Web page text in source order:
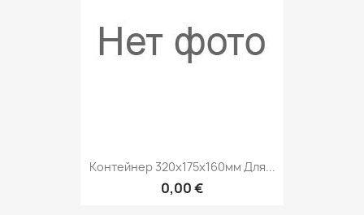
Контейнер 320х175х160мм Для...
0,00 €